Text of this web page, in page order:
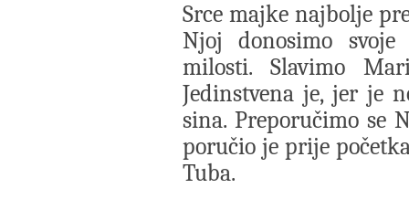
Srce majke najbolje
Njoj donosimo
milosti. Slavimo
Jedinstvena je, jer je
sina. Preporučimo se
poručio je prije
Tuba.